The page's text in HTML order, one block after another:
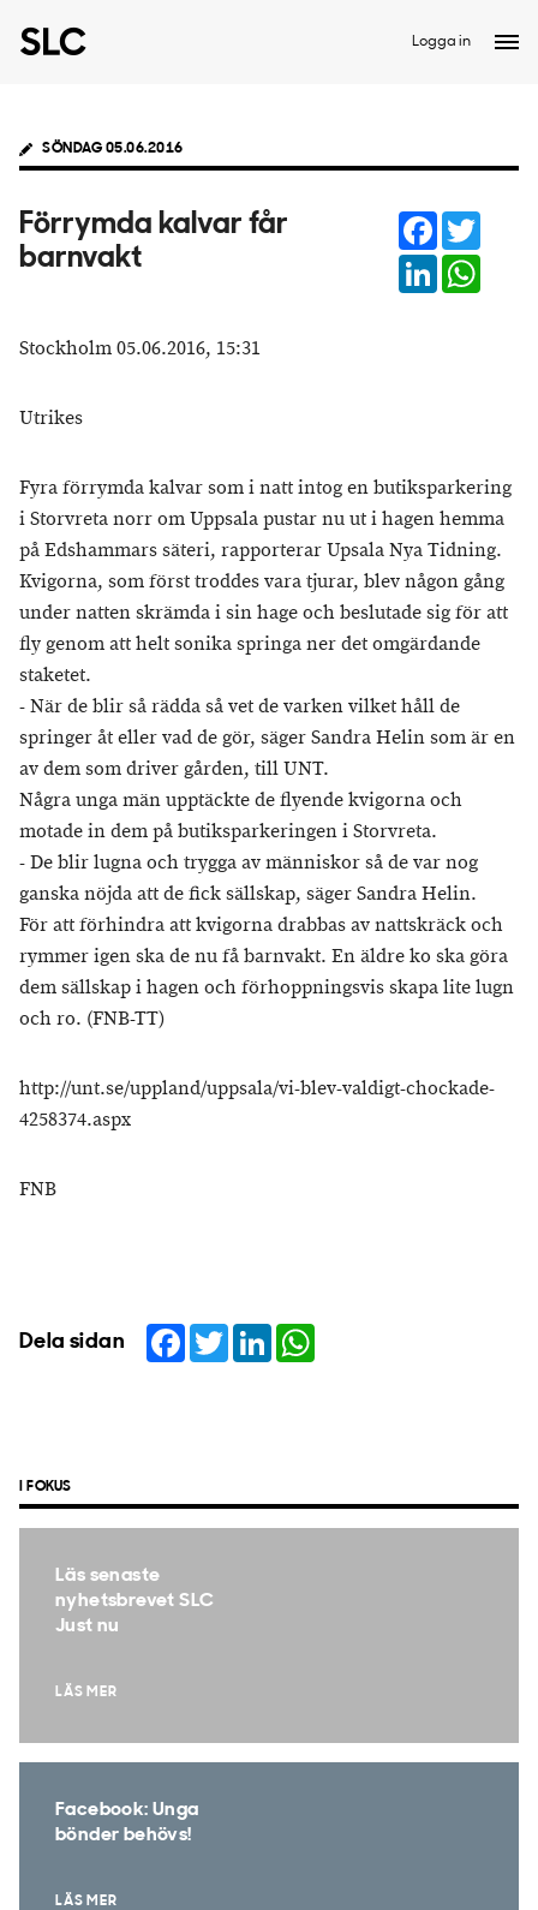
Logga in
SÖNDAG 05.06.2016
Förrymda kalvar får
barnvakt
Facebook
LinkedIn
Stockholm 05.06.2016, 15:31
Utrikes
Fyra förrymda kalvar som i natt intog en butiksparkering
i Storvreta norr om Uppsala pustar nu ut i hagen hemma
på Edshammars säteri, rapporterar Upsala Nya Tidning.
Kvigorna, som först troddes vara tjurar, blev någon gång
under natten skrämda i sin hage och beslutade sig för att
fly genom att helt sonika springa ner det omgärdande
staketet.
- När de blir så rädda så vet de varken vilket håll de
springer åt eller vad de gör, säger Sandra Helin som är en
av dem som driver gården, till UNT.
Några unga män upptäckte de flyende kvigorna och
motade in dem på butiksparkeringen i Storvreta.
- De blir lugna och trygga av människor så de var nog
ganska nöjda att de fick sällskap, säger Sandra Helin.
För att förhindra att kvigorna drabbas av nattskräck och
rymmer igen ska de nu få barnvakt. En äldre ko ska göra
dem sällskap i hagen och förhoppningsvis skapa lite lugn
och ro. (FNB-TT)
http://unt.se/uppland/uppsala/vi-blev-valdigt-chockade-
4258374.aspx
FNB
Dela sidan Facebook
TwitterLinkedIn
I FOKUS
Läs senaste
nyhetsbrevet SLC
Just nu
LÄS MER
Facebook: Unga
bönder behövs!
LÄS MER